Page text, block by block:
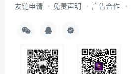
友链申请 免责声明 广告合作